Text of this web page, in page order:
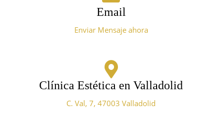
Email
Enviar Mensaje ahora
Clínica Estética en Valladolid
C. Val, 7, 47003 Valladolid